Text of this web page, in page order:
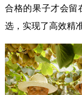
合格的果子才会留
选，实现了高效精